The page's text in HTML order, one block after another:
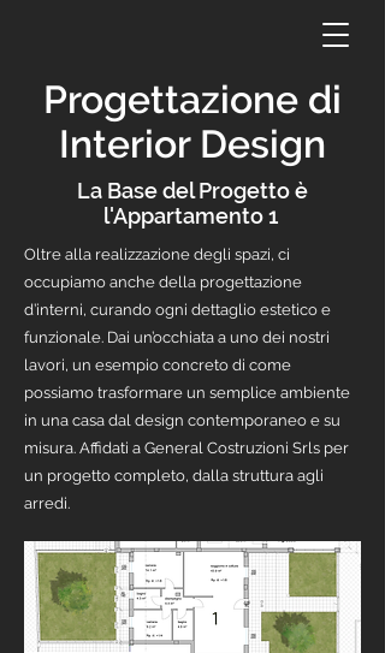
Progettazione di
Interior Design
La Base del Progetto è
l'Appartamento 1
Oltre alla realizzazione degli spazi, ci
occupiamo anche della progettazione
d’interni, curando ogni dettaglio estetico e
funzionale. Dai un’occhiata a uno dei nostri
lavori, un esempio concreto di come
possiamo trasformare un semplice ambiente
in una casa dal design contemporaneo e su
misura. Affidati a General Costruzioni Srls per
un progetto completo, dalla struttura agli
arredi.